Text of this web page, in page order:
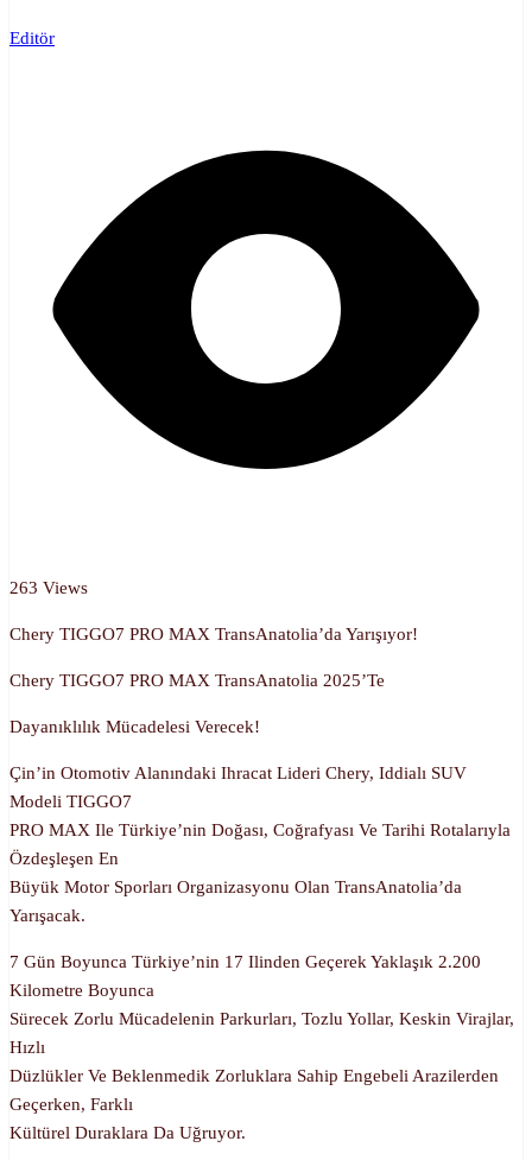
Editör
263 Views
Chery TIGGO7 PRO MAX TransAnatolia’da Yarışıyor!
Chery TIGGO7 PRO MAX TransAnatolia 2025’te
Dayanıklılık Mücadelesi Verecek!
Çin’in Otomotiv Alanındaki Ihracat Lideri Chery, Iddialı SUV
Modeli TIGGO7
PRO MAX Ile Türkiye’nin Doğası, Coğrafyası Ve Tarihi Rotalarıyla
Özdeşleşen En
Büyük Motor Sporları Organizasyonu Olan TransAnatolia’da
Yarışacak.
7 Gün Boyunca Türkiye’nin 17 Ilinden Geçerek Yaklaşık 2.200
Kilometre Boyunca
Sürecek Zorlu Mücadelenin Parkurları, Tozlu Yollar, Keskin Virajlar,
Hızlı
Düzlükler Ve Beklenmedik Zorluklara Sahip Engebeli Arazilerden
Geçerken, Farklı
Kültürel Duraklara Da Uğruyor.